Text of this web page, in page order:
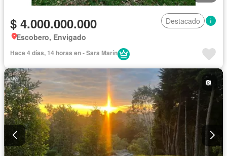
$ 4.000.000.000
Destacado
Escobero, Envigado
Hace 4 días, 14 horas en - Sara Marín